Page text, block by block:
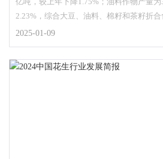
2.23%，综合大豆、油料、棉籽和茶籽折
2025-01-09